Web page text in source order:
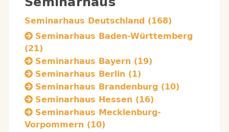
Seminarhaus Deutschland (168)
Seminarhaus Baden-Württemberg
(21)
Seminarhaus Bayern (19)
Seminarhaus Berlin (1)
Seminarhaus Brandenburg (10)
Seminarhaus Hessen (16)
Seminarhaus Mecklenburg-
Vorpommern (10)